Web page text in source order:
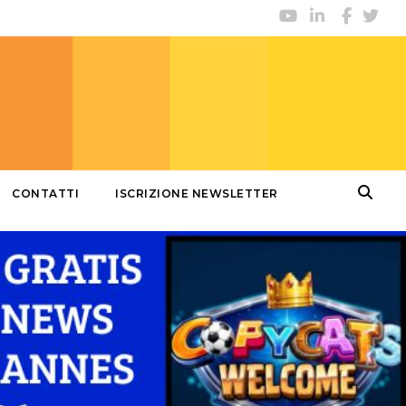
CONTATTI ISCRIZIONE NEWSLETTER